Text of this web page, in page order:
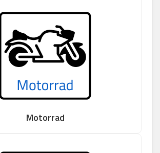
Motorrad